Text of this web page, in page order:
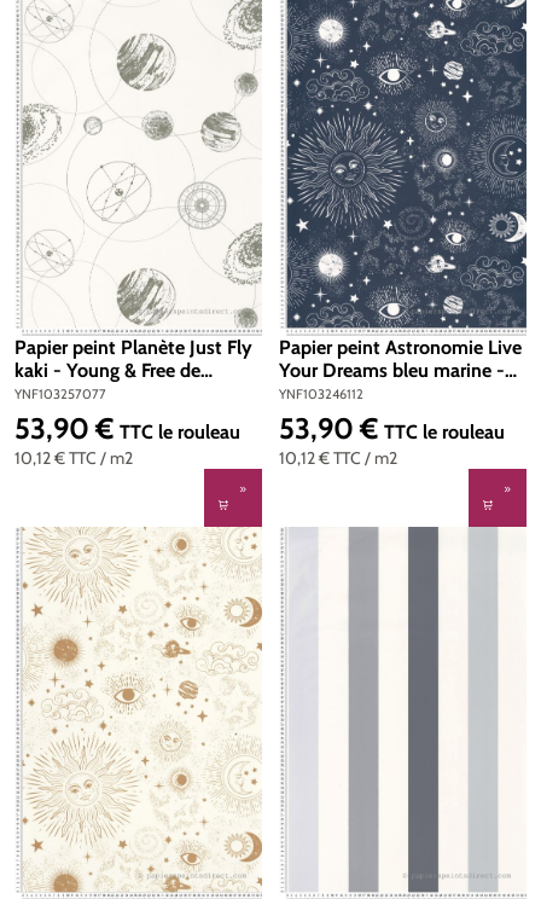
Papier peint Planète Just Fly
kaki - Young & Free de
Casélio | Réf. YNF103257077
YNF103257077
10,12 €TTC / m2
Prix régulier :
53,90 € TTC le rouleau
Papier peint Astronomie Live
Your Dreams bleu marine -
Young & Free de Casélio | Réf.
YNF103246112
YNF103246112
10,12 €TTC / m2
Prix régulier :
53,90 € TTC le rouleau